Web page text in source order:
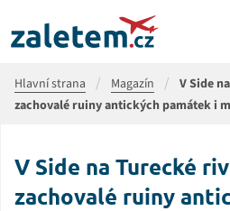
Hlavní strana Magazín
V Side
zachovalé ruiny antických památek i
V Side na Turecké
zachovalé ruiny